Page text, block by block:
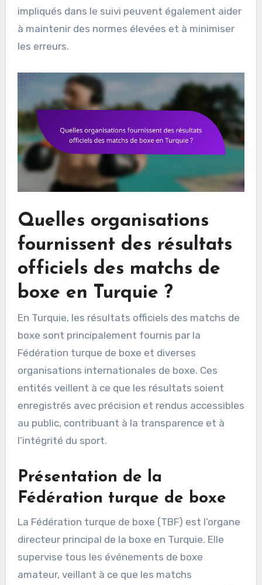
impliqués dans le suivi peuvent également aider
à maintenir des normes élevées et à minimiser
les erreurs.
Quelles organisations
fournissent des résultats
officiels des matchs de
boxe en Turquie ?
En Turquie, les résultats officiels des matchs de
boxe sont principalement fournis par la
Fédération turque de boxe et diverses
organisations internationales de boxe. Ces
entités veillent à ce que les résultats soient
enregistrés avec précision et rendus accessibles
au public, contribuant à la transparence et à
l’intégrité du sport.
Présentation de la
Fédération turque de boxe
La Fédération turque de boxe (TBF) est l’organe
directeur principal de la boxe en Turquie. Elle
supervise tous les événements de boxe
amateur, veillant à ce que les matchs